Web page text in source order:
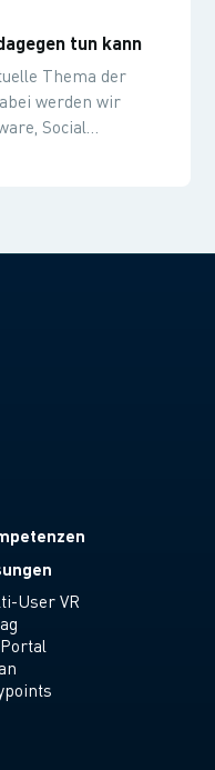
haben.
tun kann
Thema der
werden wir
Social
einordnen und
User VR